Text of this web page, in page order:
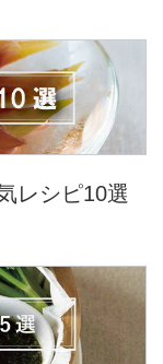
レシピ10選